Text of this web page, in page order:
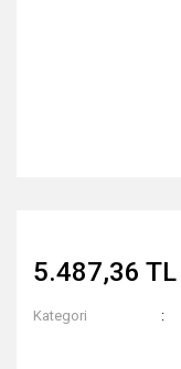
5.487,36 TL
Kategori